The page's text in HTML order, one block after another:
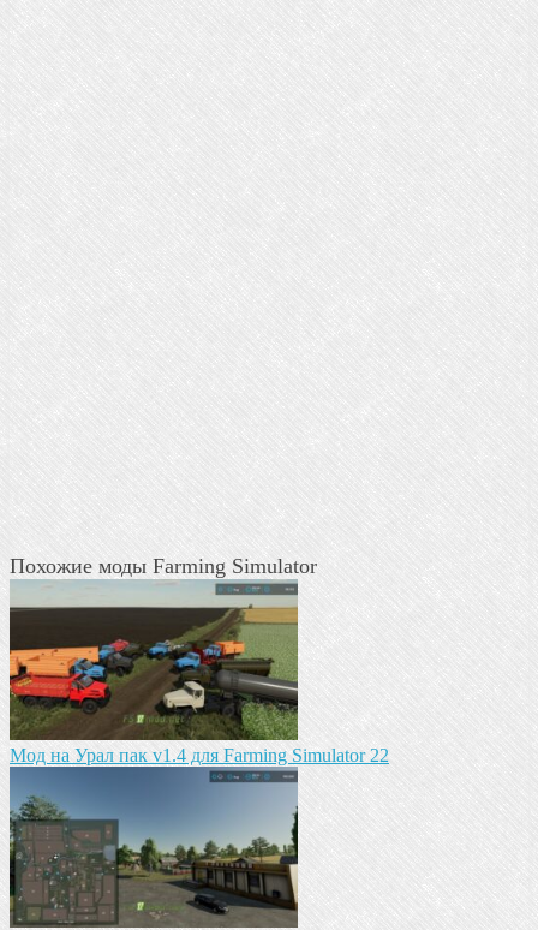
Похожие моды Farming Simulator
Мод на Урал пак v1.4 для Farming Simulator 22